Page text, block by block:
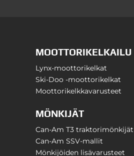
MOOTTORIKELKAILU
Lynx-moottorikelkat
Ski-Doo -moottorikelkat
Moottorikelkkavarusteet
MÖNKIJÄT
Can-Am T3 traktorimönkijät
Can-Am SSV-mallit
Mönkijöiden lisävarusteet